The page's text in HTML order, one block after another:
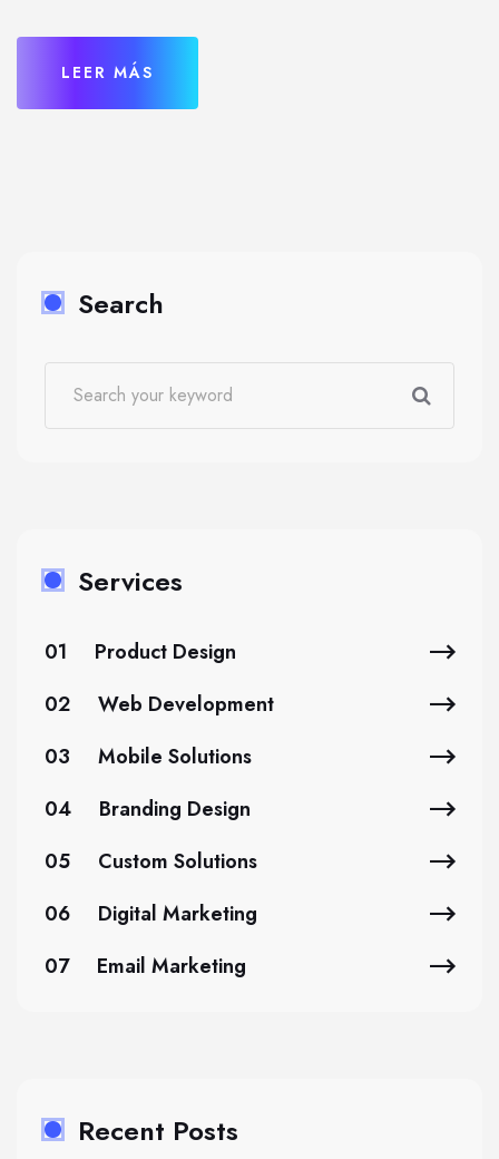
LEER MÁS
Search
Services
01
Product Design
02
Web Development
03
Mobile Solutions
04
Branding Design
05
Custom Solutions
06
Digital Marketing
07
Email Marketing
Recent Posts